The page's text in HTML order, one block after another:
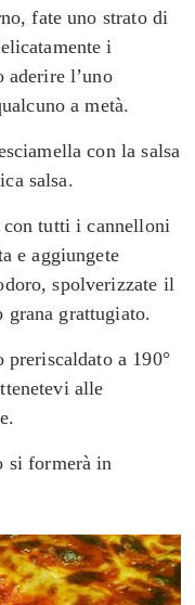
fate uno strato di
i
l’uno
a metà.
con la salsa
salsa.
tutti i cannelloni
e aggiungete
spolverizzate il
grana grattugiato.
a 190°
alle
si formerà in